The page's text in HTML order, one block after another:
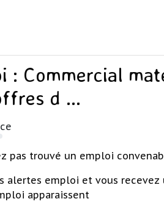
: Commercial
d ...
pas trouvé un emploi
alertes emploi et vous recevez
apparaissent